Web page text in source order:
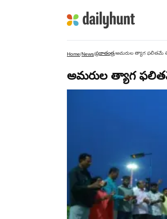
Home/News/ప్రజాతంత్ర/అమరుల త్యాగ ఫలితమే
అమరుల త్యాగ